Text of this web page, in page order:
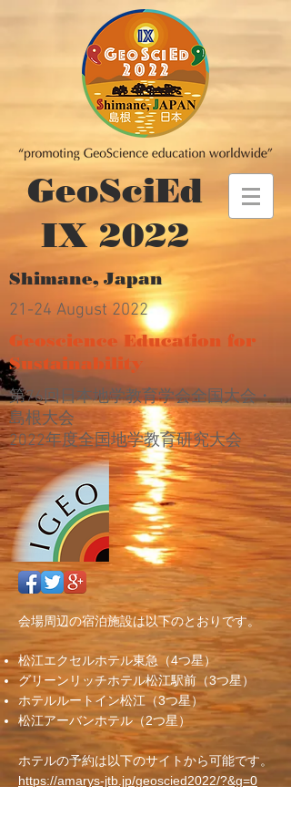
GeoSciEd
IX 2022
Shimane, Japan
21-24 August 2022
Geoscience Education for
Sustainability
第76回日本地学教育学会全国大会・
島根大会
​2022年度全国地学教育研究大会
会場周辺の宿泊施設は以下のとおりです。
松江エクセルホテル東急（4つ星）
グリーンリッチホテル松江駅前（3つ星）
ホテルルートイン松江（3つ星）
松江アーバンホテル（2つ星）
ホテルの予約は以下のサイトから可能です。
https://amarys-jtb.jp/geoscied2022/?&g=0